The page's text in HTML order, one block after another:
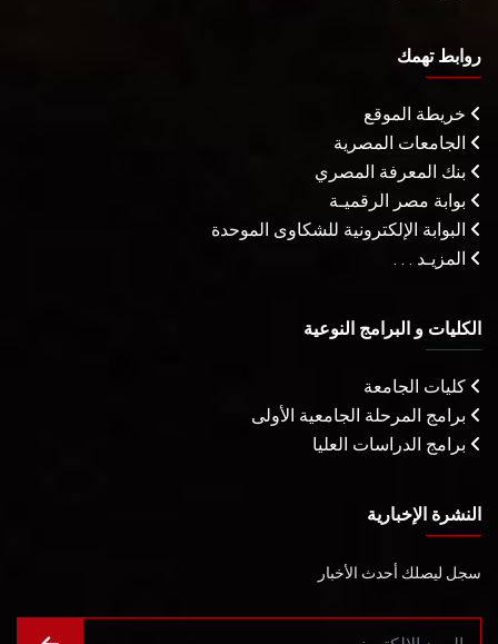
روابط تهمك
خريطة الموقع
الجامعات المصرية
بنك المعرفة المصري
بوابة مصر الرقميـة
البوابة الإلكترونية للشكاوى الموحدة
المزيـد . . .
الكليات و البرامج النوعية
كليات الجامعة
برامج المرحلة الجامعية الأولى
برامج الدراسات العليا
النشرة الإخبارية
سجل ليصلك أحدث الأخبار